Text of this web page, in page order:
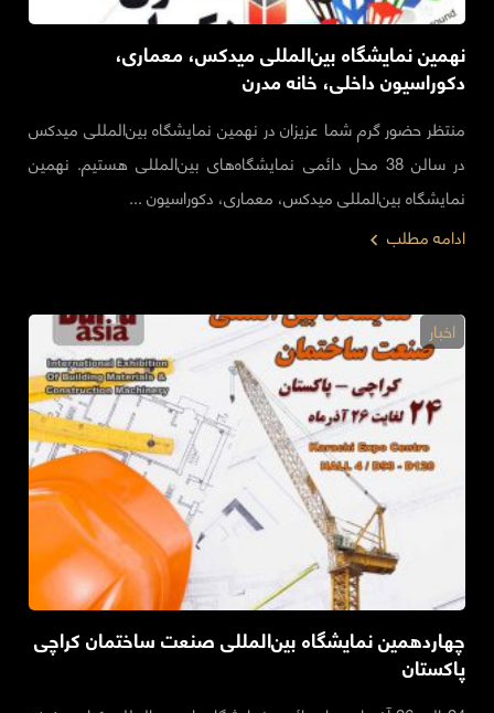
نهمین نمایشگاه بین‌المللی میدکس، معماری،
دکوراسیون داخلی، خانه مدرن
منتظر حضور گرم شما عزیزان در نهمین نمایشگاه بین‌المللی میدکس
در سالن 38 محل دائمی نمایشگاه‌های بین‌المللی هستیم. نهمین
نمایشگاه بین‌المللی میدکس، معماری، دکوراسیون ...
ادامه مطلب
چهاردهمین نمایشگاه بین‌المللی صنعت ساختمان کراچی
پاکستان
اخبار